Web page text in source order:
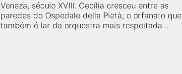
Veneza, século XVIII. Cecília cresceu entre as
paredes do Ospedale della Pietà, o orfanato que
também é lar da orquestra mais respeitada ...